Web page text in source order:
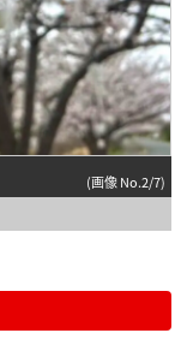
(画像 No.2/7)